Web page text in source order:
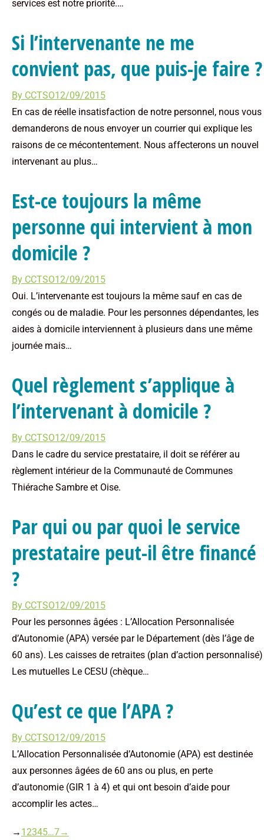
services est notre priorité.…
Si l’intervenante ne me
convient pas, que puis-je faire ?
By CCTSO12/09/2015
En cas de réelle insatisfaction de notre personnel, nous vous
demanderons de nous envoyer un courrier qui explique les
raisons de ce mécontentement. Nous affecterons un nouvel
intervenant au plus…
Est-ce toujours la même
personne qui intervient à mon
domicile ?
By CCTSO12/09/2015
Oui. L’intervenante est toujours la même sauf en cas de
congés ou de maladie. Pour les personnes dépendantes, les
aides à domicile interviennent à plusieurs dans une même
journée mais…
Quel règlement s’applique à
l’intervenant à domicile ?
By CCTSO12/09/2015
Dans le cadre du service prestataire, il doit se référer au
règlement intérieur de la Communauté de Communes
Thiérache Sambre et Oise.
Par qui ou par quoi le service
prestataire peut-il être financé
?
By CCTSO12/09/2015
Pour les personnes âgées : L’Allocation Personnalisée
d’Autonomie (APA) versée par le Département (dès l’âge de
60 ans). Les caisses de retraites (plan d’action personnalisé)
Les mutuelles Le CESU (chèque…
Qu’est ce que l’APA ?
By CCTSO12/09/2015
L’Allocation Personnalisée d’Autonomie (APA) est destinée
aux personnes âgées de 60 ans ou plus, en perte
d’autonomie (GIR 1 à 4) et qui ont besoin d’aide pour
accomplir les actes…
→ 12345…7→